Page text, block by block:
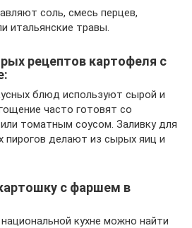
соль, смесь перцев,
итальянские травы.
рецептов картофеля с
блюд используют сырой и
часто готовят со
томатным соусом. Заливку для
пирогов делают из сырых яиц и
с фаршем в
кухне можно найти